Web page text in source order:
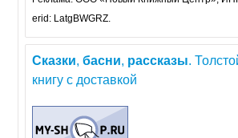
erid: LatgBWGRZ.
Сказки,басни, рассказы.
книгу с доставкой